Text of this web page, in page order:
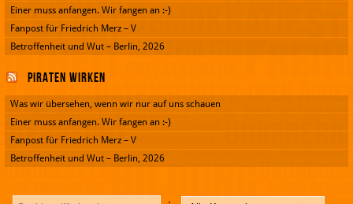
Einer muss anfangen. Wir fangen an :-)
Fanpost für Friedrich Merz – V
Betroffenheit und Wut – Berlin, 2026
Piraten wirken
Was wir übersehen, wenn wir nur auf uns schauen
Einer muss anfangen. Wir fangen an :-)
Fanpost für Friedrich Merz – V
Betroffenheit und Wut – Berlin, 2026